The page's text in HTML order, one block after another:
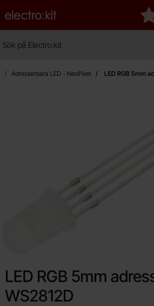
Startsidan för Electro:kit
Adresserbara LED - NeoPixel LED RGB 5mm
Makera
LED RGB 5mm
WS2812D